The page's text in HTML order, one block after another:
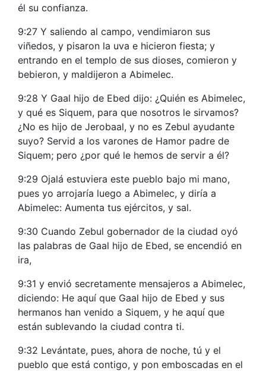
él su confianza.
9:27 Y saliendo al campo, vendimiaron sus
viñedos, y pisaron la uva e hicieron fiesta; y
entrando en el templo de sus dioses, comieron y
bebieron, y maldijeron a Abimelec.
9:28 Y Gaal hijo de Ebed dijo: ¿Quién es Abimelec,
y qué es Siquem, para que nosotros le sirvamos?
¿No es hijo de Jerobaal, y no es Zebul ayudante
suyo? Servid a los varones de Hamor padre de
Siquem; pero ¿por qué le hemos de servir a él?
9:29 Ojalá estuviera este pueblo bajo mi mano,
pues yo arrojaría luego a Abimelec, y diría a
Abimelec: Aumenta tus ejércitos, y sal.
9:30 Cuando Zebul gobernador de la ciudad oyó
las palabras de Gaal hijo de Ebed, se encendió en
ira,
9:31 y envió secretamente mensajeros a Abimelec,
diciendo: He aquí que Gaal hijo de Ebed y sus
hermanos han venido a Siquem, y he aquí que
están sublevando la ciudad contra ti.
9:32 Levántate, pues, ahora de noche, tú y el
pueblo que está contigo, y pon emboscadas en el